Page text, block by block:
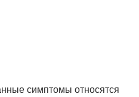
симптомы относятся